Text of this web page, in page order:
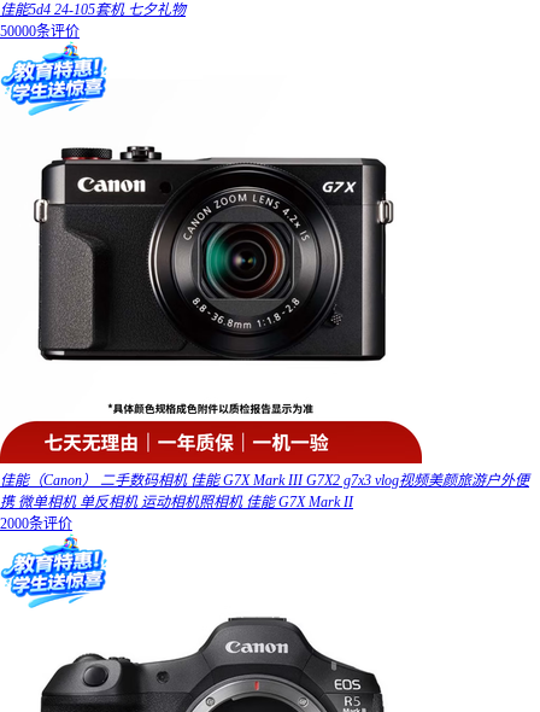
佳能5d4 24-105套机 七夕礼物
50000条评价
佳能（Canon） 二手数码相机 佳能 G7X Mark III G7X2 g7x3 vlog视频美颜旅游户外便
携 微单相机 单反相机 运动相机照相机 佳能 G7X Mark II
2000条评价